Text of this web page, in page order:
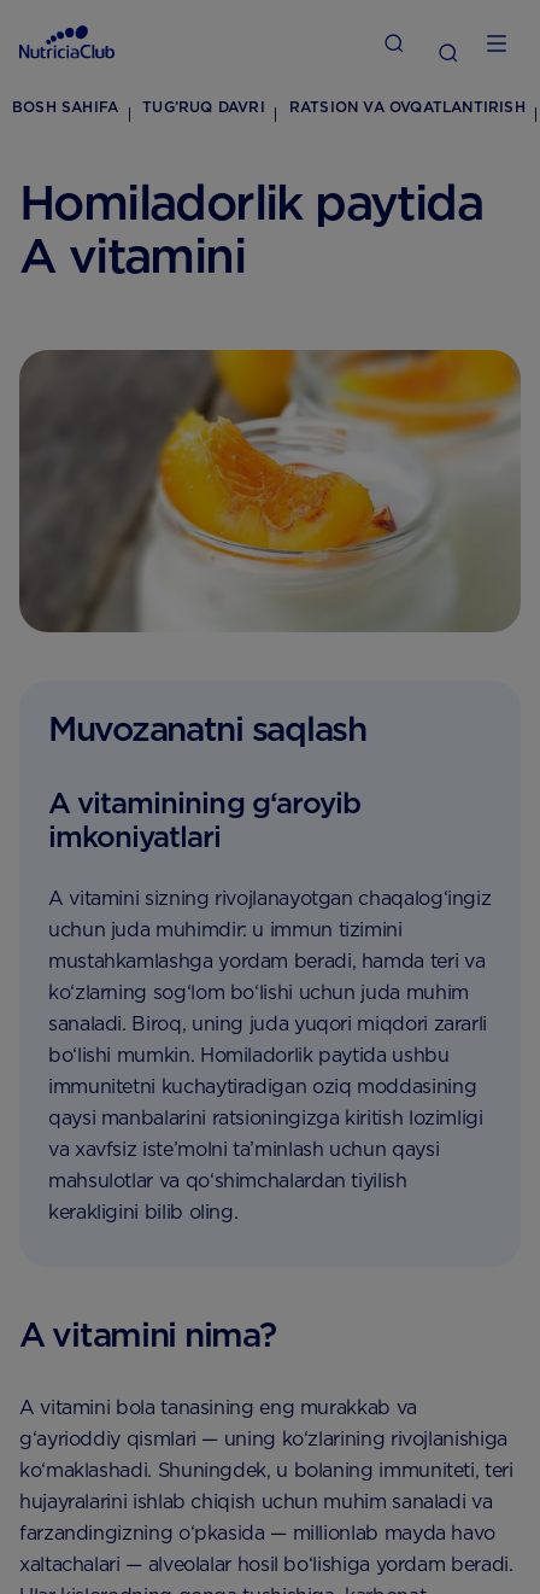
BOSH SAHIFA TUG’RUQ DAVRI RATSION VA OVQATLANTIRISH
Homiladorlik paytida
A vitamini
Muvozanatni saqlash
A vitaminining g‘aroyib
imkoniyatlari
A vitamini sizning rivojlanayotgan chaqalog‘ingiz
uchun juda muhimdir: u immun tizimini
mustahkamlashga yordam beradi, hamda teri va
ko‘zlarning sog‘lom bo‘lishi uchun juda muhim
sanaladi. Biroq, uning juda yuqori miqdori zararli
bo‘lishi mumkin. Homiladorlik paytida ushbu
immunitetni kuchaytiradigan oziq moddasining
qaysi manbalarini ratsioningizga kiritish lozimligi
va xavfsiz iste’molni ta’minlash uchun qaysi
mahsulotlar va qo‘shimchalardan tiyilish
kerakligini bilib oling.
A vitamini nima?
A vitamini bola tanasining eng murakkab va
g‘ayrioddiy qismlari — uning ko‘zlarining rivojlanishiga
ko‘maklashadi. Shuningdek, u bolaning immuniteti, teri
hujayralarini ishlab chiqish uchun muhim sanaladi va
farzandingizning o‘pkasida — millionlab mayda havo
xaltachalari — alveolalar hosil bo‘lishiga yordam beradi.